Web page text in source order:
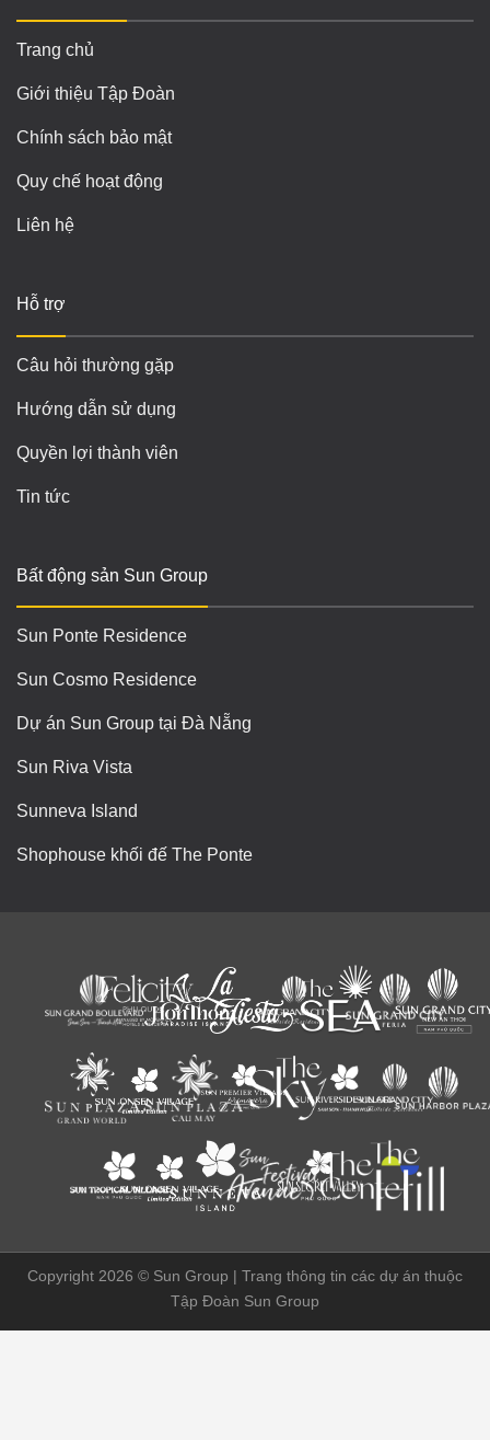
Trang chủ
Giới thiệu Tập Đoàn
Chính sách bảo mật
Quy chế hoạt động
Liên hệ
Hỗ trợ
Câu hỏi thường gặp
Hướng dẫn sử dụng
Quyền lợi thành viên
Tin tức
Bất động sản Sun Group
Sun Ponte Residence
Sun Cosmo Residence
Dự án Sun Group tại Đà Nẵng
Sun Riva Vista
Sunneva Island
Shophouse khối đế The Ponte
Copyright 2026 © Sun Group | Trang thông tin các dự án thuộc
Tập Đoàn Sun Group